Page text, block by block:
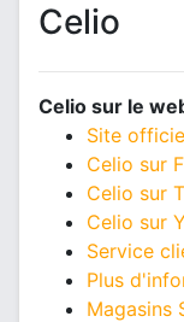
Celio
Celio sur le
Site
Celio sur
Celio sur
Celio sur
Service
Plus
Magasins